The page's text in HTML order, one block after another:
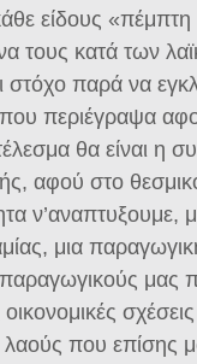
είδους
τους κατά των
στόχο παρά να
περιέγραψα
θα είναι η
αφού στο
ν’αναπτυξουμε,
μια
μας
που επίσης